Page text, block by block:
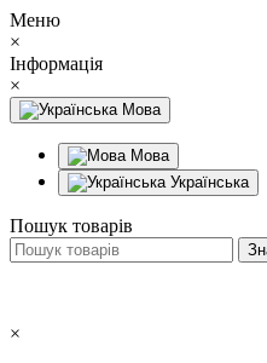
Меню
×
Інформація
×
Мова
Мова
Українська
Пошук товарів
×